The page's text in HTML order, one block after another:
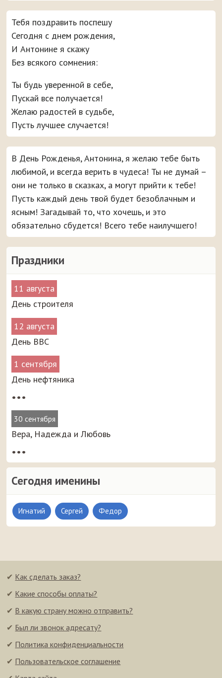
Праздники
11 августа
День строителя
12 августа
День ВВС
1 сентября
День нефтяника
•••
30 сентября
Вера, Надежда и Любовь
•••
Сегодня именины
Игнатий Сергей Федор
Тебя поздравить поспешу
Сегодня с днем рождения,
И Антонине я скажу
Без всякого сомнения:
Ты будь уверенной в себе,
Пускай все получается!
Желаю радостей в судьбе,
Пусть лучшее случается!
В День Рожденья, Антонина, я желаю тебе быть
любимой, и всегда верить в чудеса! Ты не думай –
они не только в сказках, а могут прийти к тебе!
Пусть каждый день твой будет безоблачным и
ясным! Загадывай то, что хочешь, и это
обязательно сбудется! Всего тебе наилучшего!
✔ Как сделать заказ?
✔ Какие способы оплаты?
✔ В какую страну можно отправить?
✔ Был ли звонок адресату?
✔ Политика конфиденциальности
✔ Пользовательское соглашение